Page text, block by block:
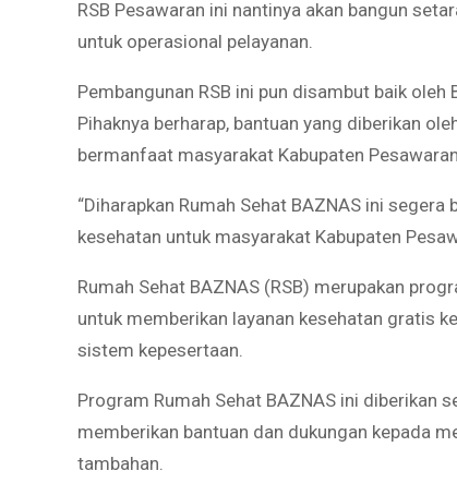
RSB Pesawaran ini nantinya akan bangun
untuk operasional pelayanan.
Pembangunan RSB ini pun disambut baik oleh
Pihaknya berharap, bantuan yang diberikan
bermanfaat masyarakat Kabupaten Pesawaran.
“Diharapkan Rumah Sehat BAZNAS ini
kesehatan untuk masyarakat Kabupaten
Rumah Sehat BAZNAS (RSB) merupakan
untuk memberikan layanan kesehatan gratis
sistem kepesertaan.
Program Rumah Sehat BAZNAS ini diberikan
memberikan bantuan dan dukungan kepada
tambahan.